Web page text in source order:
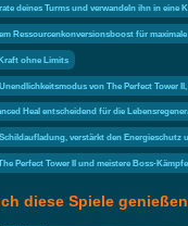
deines Turms und verwandeln ihn in
Ressourcenkonversionsboost für
ohne Limits
von The Perfect Tower
Heal entscheidend für die
verstärkt den
Perfect Tower II und meistere Boss-
diese Spiele genießen